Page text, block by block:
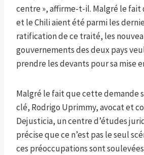
centre », affirme-t-il. Malgré le fait
et le Chili aient été parmi les
ratification de ce traité, les
gouvernements des deux pays
prendre les devants pour sa mise
Malgré le fait que cette demande
clé, Rodrigo Uprimmy, avocat et
Dejusticia, un centre d’études
précise que ce n’est pas le seul
ces préoccupations sont